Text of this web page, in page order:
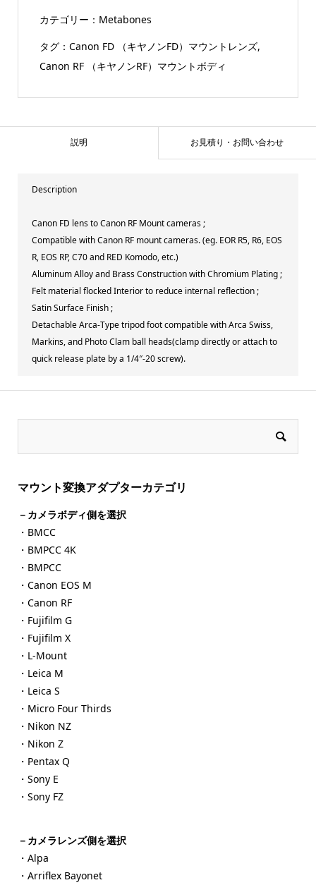
カテゴリー： Metabones
タグ： Canon FD （キヤノンFD）マウントレンズ,
Canon RF （キヤノンRF）マウントボディ
説明 お見積り・お問い合わせ
Description
Canon FD lens to Canon RF Mount cameras ;
Compatible with Canon RF mount cameras. (eg. EOR R5, R6, EOS
R, EOS RP, C70 and RED Komodo, etc.)
Aluminum Alloy and Brass Construction with Chromium Plating ;
Felt material flocked Interior to reduce internal reflection ;
Satin Surface Finish ;
Detachable Arca-Type tripod foot compatible with Arca Swiss,
Markins, and Photo Clam ball heads(clamp directly or attach to
quick release plate by a 1/4″-20 screw).
マウント変換アダプターカテゴリ
－カメラボディ側を選択
・BMCC
・BMPCC 4K
・BMPCC
・Canon EOS M
・Canon RF
・Fujifilm G
・Fujifilm X
・L-Mount
・Leica M
・Leica S
・Micro Four Thirds
・Nikon NZ
・Nikon Z
・Pentax Q
・Sony E
・Sony FZ
－カメラレンズ側を選択
・Alpa
・Arriflex Bayonet